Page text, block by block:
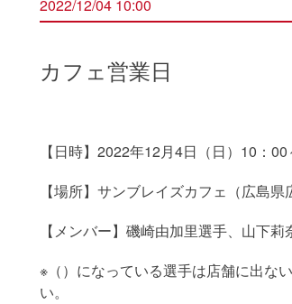
2022/12/04 10:00
カフェ営業日
【日時】2022年12月4日（日）10：
【場所】サンブレイズカフェ（広島県
【メンバー】磯崎由加里選手、山下
※（）になっている選手は店舗に出な
い。